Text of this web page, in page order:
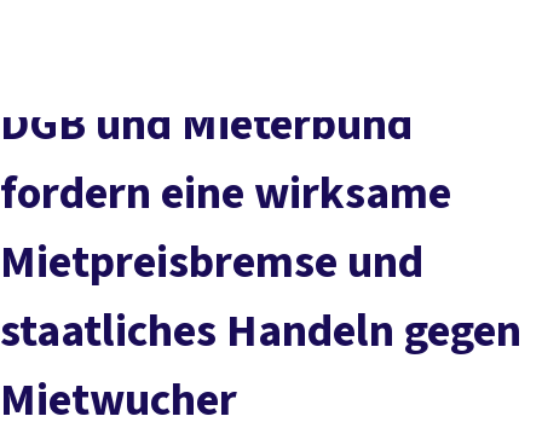
Politik vor Ort
DGB und Mieterbund
fordern eine wirksame
Mietpreisbremse und
staatliches Handeln gegen
Mietwucher